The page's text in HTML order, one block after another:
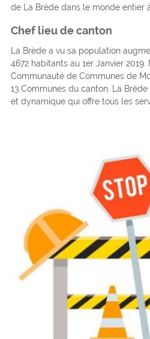
de La Brède dans le monde entier
Chef lieu de canton
La Brède a vu sa population
4672 habitants au 1er Janvier
Communauté de Communes de
13 Communes du canton, La
et dynamique qui offre tous les